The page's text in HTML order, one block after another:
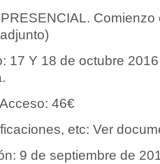
Comienzo
17 Y 18 de octubre
46€
etc: Ver
9 de septiembre de